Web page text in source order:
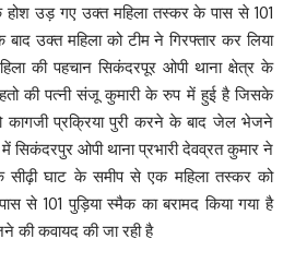
होश उड़ गए उक्त महिला तस्कर के पास से 101
उक्त महिला को टीम ने गिरफ्तार कर लिया
की पहचान सिकंदरपूर ओपी थाना क्षेत्र के
की पत्नी संजू कुमारी के रुप में हुई है जिसके
कागजी प्रक्रिया पुरी करने के बाद जेल भेजने
सिकंदरपुर ओपी थाना प्रभारी देवव्रत कुमार ने
सीढ़ी घाट के समीप से एक महिला तस्कर को
से 101 पुड़िया स्मैक का बरामद किया गया है
कवायद की जा रही है